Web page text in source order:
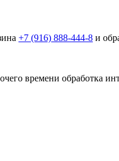
+7 (916) 888-444-8 и
времени обработка